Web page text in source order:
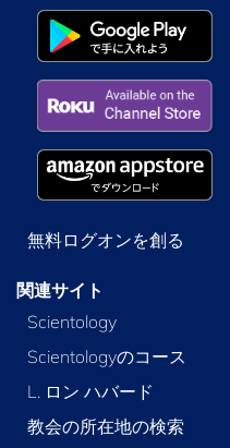
無料ログオンを創る
関連サイト
Scientology
Scientologyのコース
L. ロン ハバード
教会の所在地の検索